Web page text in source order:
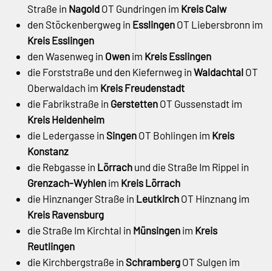
Straße in Nagold OT Gundringen im Kreis Calw
den Stöckenbergweg in Esslingen OT Liebersbronn im
Kreis Esslingen
den Wasenweg in Owen im Kreis Esslingen
die Forststraße und den Kiefernweg in Waldachtal OT
Oberwaldach im Kreis Freudenstadt
die Fabrikstraße in Gerstetten OT Gussenstadt im
Kreis Heidenheim
die Ledergasse in Singen OT Bohlingen im Kreis
Konstanz
die Rebgasse in Lörrach und die Straße Im Rippel in
Grenzach-Wyhlen im Kreis Lörrach
die Hinznanger Straße in Leutkirch OT Hinznang im
Kreis Ravensburg
die Straße Im Kirchtal in Münsingen im Kreis
Reutlingen
die Kirchbergstraße in Schramberg OT Sulgen im